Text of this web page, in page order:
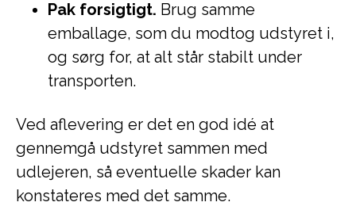
Pak forsigtigt. Brug samme
emballage, som du modtog udstyret i,
og sørg for, at alt står stabilt under
transporten.
Ved aflevering er det en god idé at
gennemgå udstyret sammen med
udlejeren, så eventuelle skader kan
konstateres med det samme.